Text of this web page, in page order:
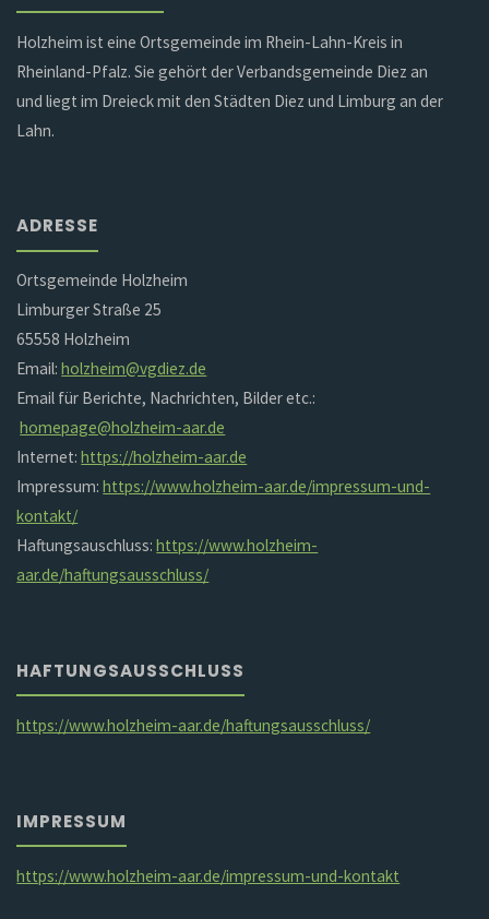
Holzheim ist eine Ortsgemeinde im Rhein-Lahn-Kreis in
Rheinland-Pfalz. Sie gehört der Verbandsgemeinde Diez an
und liegt im Dreieck mit den Städten Diez und Limburg an der
Lahn.
ADRESSE
Ortsgemeinde Holzheim
Limburger Straße 25
65558 Holzheim
Email:holzheim@vgdiez.de
Email für Berichte, Nachrichten, Bilder etc.:
homepage@holzheim-aar.de
Internet:https://holzheim-aar.de
Impressum:https://www.holzheim-aar.de/impressum-und-
kontakt/
Haftungsauschluss:https://www.holzheim-
aar.de/haftungsausschluss/
HAFTUNGSAUSSCHLUSS
https://www.holzheim-aar.de/haftungsausschluss/
IMPRESSUM
https://www.holzheim-aar.de/impressum-und-kontakt